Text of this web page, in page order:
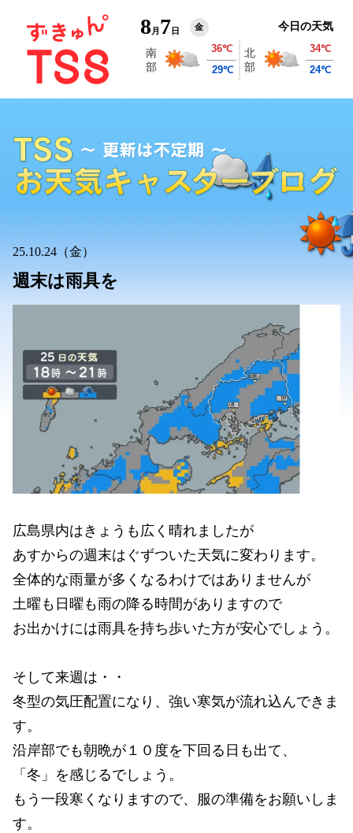
8 月 7 日 金 今日の天気
25.10.24（金）
週末は雨具を
広島県内はきょうも広く晴れましたが
あすからの週末はぐずついた天気に変わります。
全体的な雨量が多くなるわけではありませんが
土曜も日曜も雨の降る時間がありますので
お出かけには雨具を持ち歩いた方が安心でしょう。
そして来週は・・
冬型の気圧配置になり、強い寒気が流れ込んできま
す。
沿岸部でも朝晩が１０度を下回る日も出て、
「冬」を感じるでしょう。
もう一段寒くなりますので、服の準備をお願いしま
す。